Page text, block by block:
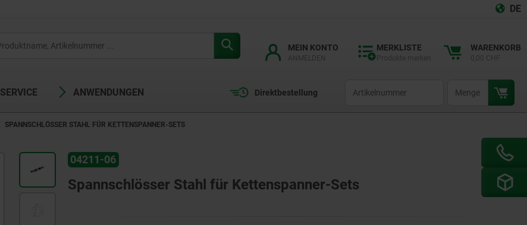
DE
MEIN KONTO MERKLISTE WARENKORB
SERVICE ANWENDUNGEN Direktbestellung
SPANNSCHLÖSSER STAHL FÜR KETTENSPANNER-SETS
04211-06
Spannschlösser Stahl für Kettenspanner-Sets